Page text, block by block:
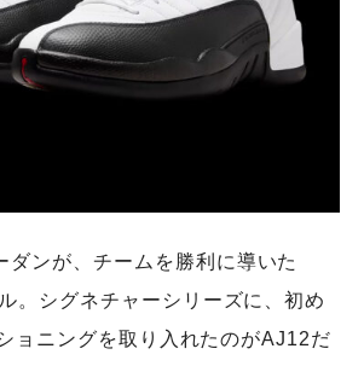
ダンが、チームを勝利に導いた
。シグネチャーシリーズに、初め
ョニングを取り入れたのがAJ12だ